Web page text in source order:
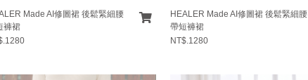
Made AI修圖裙 後鬆緊細腰
褲裙
HEALER Made AI修圖裙 後鬆緊細腰
帶短褲裙
NT$.1280